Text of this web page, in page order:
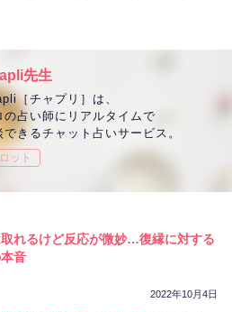
先生
［チャプリ］は、
の占い師にリアルタイムで
できるチャット占いサービス。
ット
れるけど反応が微妙…復縁に対する
音
2022年10月4日